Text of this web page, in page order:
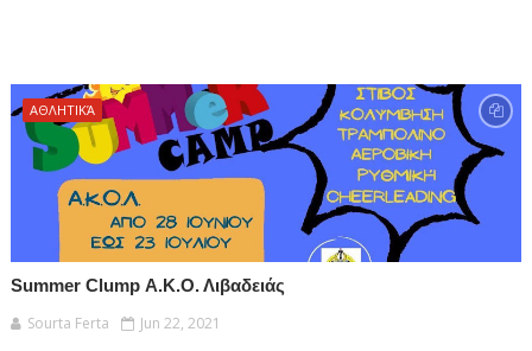
ΑΘΛΗΤΙΚΆ
Summer Clump Α.Κ.Ο. Λιβαδειάς
Sourta Ferta
Jun 22, 2021